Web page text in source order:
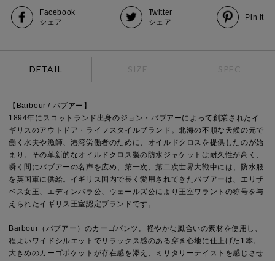
Facebook
シェア
Twitter
シェア
Pin It
DETAIL SIZE SPEC
【Barbour / バブアー】
1894年にスコットランド出身のジョン・バブアーによって創業されたイ
ギリスのアウトドア・ライフスタイルブランド。北海の不順な天候の元で
働く水夫や漁師、港湾労働者のために、オイルドクロスを提供したのが始
まり。その革新的なオイルドクロス製の防水ジャケットは耐久性が高く、
瞬く間にバブアーの名声を広め、第一次、第二次世界大戦中には、防水服
を英国軍に供給。イギリス国内で長く愛用されてきたバブアーは、エリザ
ベス女王、エディンバラ公、ウェールズ公により王室ワラントの称号を与
えられたイギリス王室認定ブランドです。
Barbour（バブアー）のカーゴパンツ。軽やかな風合いの素材を使用し、
程よいワイドシルエットでリラックス感のある穿き心地に仕上げた1本。
大きめのカーゴポケットが存在感を添え、ミリタリーテイストを感じさせ